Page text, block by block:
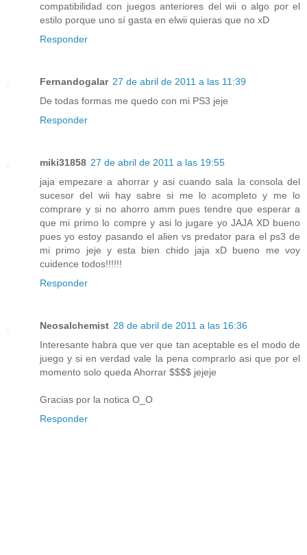
compatibilidad con juegos anteriores del wii o algo por el
estilo porque uno sí gasta en elwii quieras que no xD
Responder
Fernandogalar 27 de abril de 2011 a las 11:39
De todas formas me quedo con mi PS3 jeje
Responder
miki31858 27 de abril de 2011 a las 19:55
jaja empezare a ahorrar y asi cuando sala la consola del
sucesor del wii hay sabre si me lo acompleto y me lo
comprare y si no ahorro amm pues tendre que esperar a
que mi primo lo compre y asi lo jugare yo JAJA XD bueno
pues yo estoy pasando el alien vs predator para el ps3 de
mi primo jeje y esta bien chido jaja xD bueno me voy
cuidence todos!!!!!!
Responder
Neosalchemist 28 de abril de 2011 a las 16:36
Interesante habra que ver que tan aceptable es el modo de
juego y si en verdad vale la pena comprarlo asi que por el
momento solo queda Ahorrar $$$$ jejeje
Gracias por la notica O_O
Responder